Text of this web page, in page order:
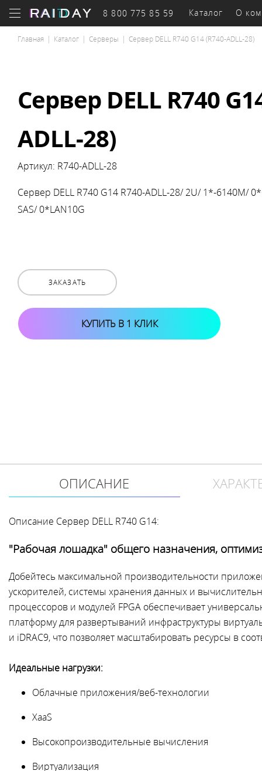
8 800 775 85 59 Каталог О
Главная | Каталог | Серверы | Сервер DELL R740 G14 (R740-ADLL-28)
Сервер DELL R740
ADLL-28)
Артикул: R740-ADLL-28
Сервер DELL R740 G14 R740-ADLL-28/ 2U/ 1*-6140M/
SAS/ 0*LAN10G
ЗАКАЗАТЬ
КУПИТЬ В 1 КЛИК
ОПИСАНИЕ
Описание Сервер DELL R740 G14:
"Рабочая лошадка" общего назначения,
Добейтесь максимальной производительности
ускорителей, системы хранения данных и
процессоров и модулей FPGA обеспечивает
платформу для развертываний инфраструктуры
и iDRAC9, что позволяет масштабировать ресурсы в
Идеальные нагрузки:
Облачные приложения/веб-технологии
XaaS
Высокопроизводительные вычисления
Виртуализация